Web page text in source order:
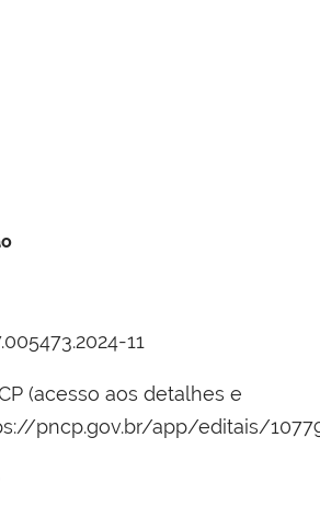
11
(acesso aos detalhes e
pncp.gov.br/app/editais/